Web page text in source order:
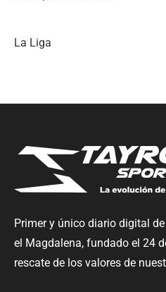
La Liga
Primer y único diario digital
el Magdalena, fundado el 24
rescate de los valores de